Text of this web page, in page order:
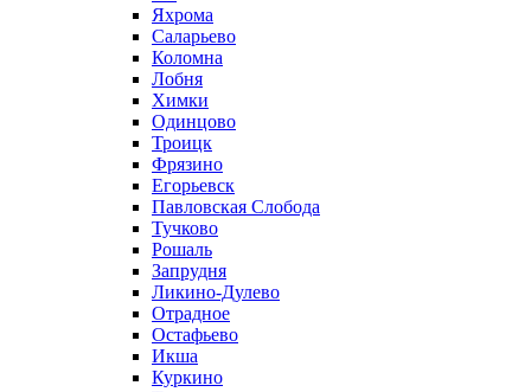
Яхрома
Саларьево
Коломна
Лобня
Химки
Одинцово
Троицк
Фрязино
Егорьевск
Павловская Слобода
Тучково
Рошаль
Запрудня
Ликино-Дулево
Отрадное
Остафьево
Икша
Куркино